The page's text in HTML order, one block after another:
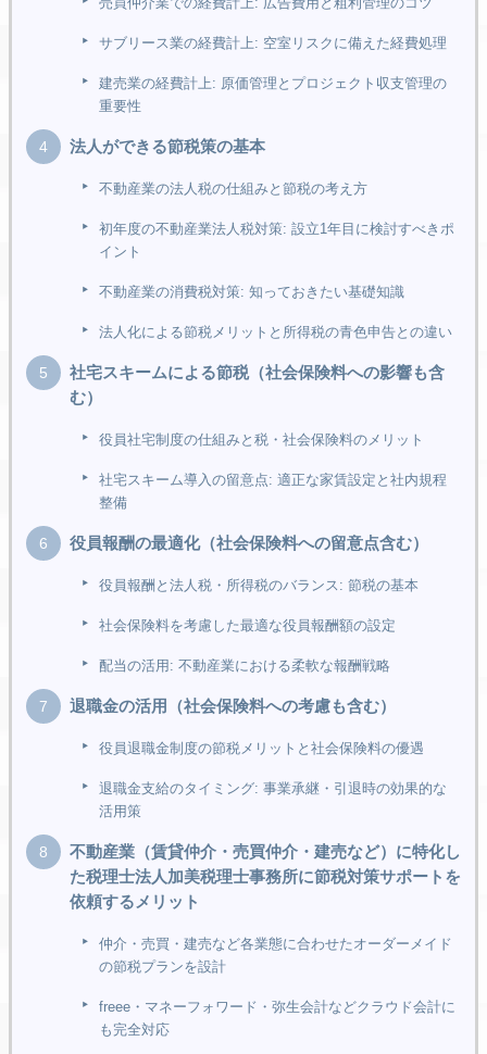
サブリース業の経費計上: 空室リスクに備えた経費処理
建売業の経費計上: 原価管理とプロジェクト収支管理の
重要性
法人ができる節税策の基本
不動産業の法人税の仕組みと節税の考え方
初年度の不動産業法人税対策: 設立1年目に検討すべきポ
イント
不動産業の消費税対策: 知っておきたい基礎知識
法人化による節税メリットと所得税の青色申告との違い
社宅スキームによる節税（社会保険料への影響も含
む）
役員社宅制度の仕組みと税・社会保険料のメリット
社宅スキーム導入の留意点: 適正な家賃設定と社内規程
整備
役員報酬の最適化（社会保険料への留意点含む）
役員報酬と法人税・所得税のバランス: 節税の基本
社会保険料を考慮した最適な役員報酬額の設定
配当の活用: 不動産業における柔軟な報酬戦略
退職金の活用（社会保険料への考慮も含む）
役員退職金制度の節税メリットと社会保険料の優遇
退職金支給のタイミング: 事業承継・引退時の効果的な
活用策
不動産業（賃貸仲介・売買仲介・建売など）に特化し
た税理士法人加美税理士事務所に節税対策サポートを
依頼するメリット
仲介・売買・建売など各業態に合わせたオーダーメイド
の節税プランを設計
freee・マネーフォワード・弥生会計などクラウド会計に
も完全対応